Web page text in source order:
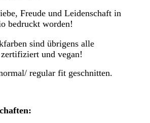
Freude und Leidenschaft in
bedruckt worden!
sind übrigens alle
und vegan!
regular fit geschnitten.